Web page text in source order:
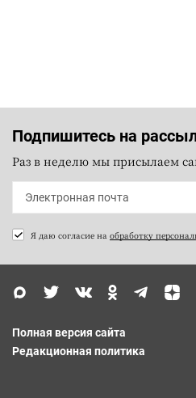
Подпишитесь на
Раз в неделю мы присылаем
Я даю согласие на обработку
Полная версия сайта
Редакционная политика